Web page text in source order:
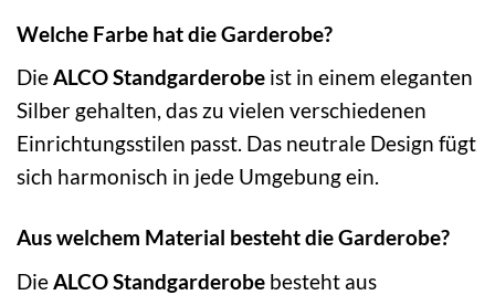
Welche Farbe hat die Garderobe?
DieALCO Standgarderobe ist in einem eleganten
Silber gehalten, das zu vielen verschiedenen
Einrichtungsstilen passt. Das neutrale Design fügt
sich harmonisch in jede Umgebung ein.
Aus welchem Material besteht die Garderobe?
DieALCO Standgarderobe besteht aus